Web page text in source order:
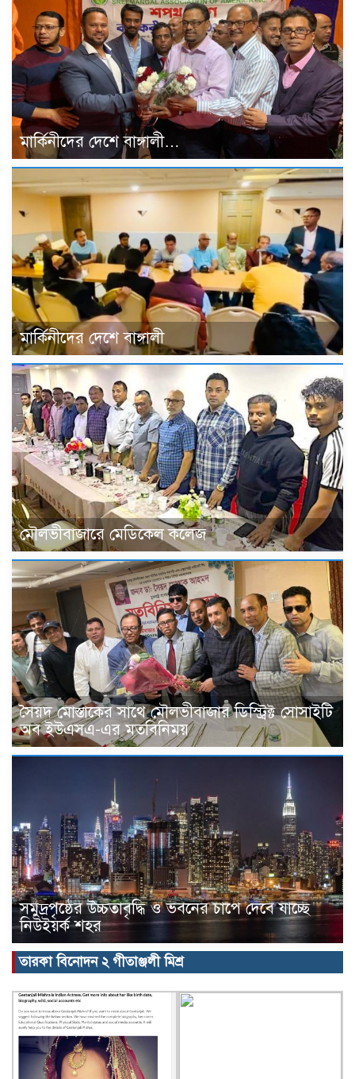
মার্কিনীদের দেশে বাঙ্গালী…
মার্কিনীদের দেশে বাঙ্গালী
মৌলভীবাজারে মেডিকেল কলেজ
সৈয়দ মোস্তাকের সাথে মৌলভীবাজার ডিস্ট্রিক্ট সোসাইটি
অব ইউএসএ-এর মতবিনিময়
সমুদ্রপৃষ্ঠের উচ্চতাবৃদ্ধি ও ভবনের চাপে দেবে যাচ্ছে
নিউইয়র্ক শহর
তারকা বিনোদন ২ গীতাঞ্জলী মিশ্র